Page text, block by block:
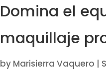
Domina el
maquillaje
by Marisierra Vaquero |